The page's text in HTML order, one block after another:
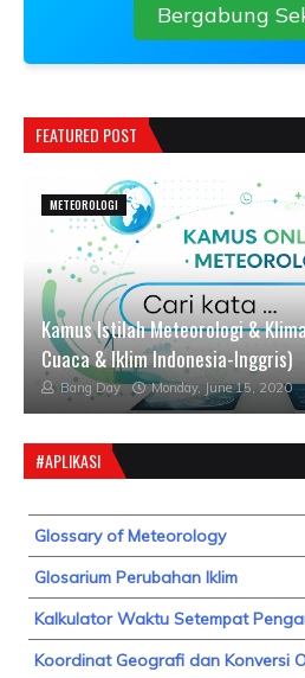
Bergabung
FEATURED POST
METEOROLOGI
Kamus Istilah Meteorologi &
Cuaca & Iklim Indonesia-Inggris)
Bang Day Monday, June 15, 2020
#APLIKASI
Glossary of Meteorology
Glosarium Perubahan Iklim
Kalkulator Waktu Setempat
Koordinat Geografi dan Konversi